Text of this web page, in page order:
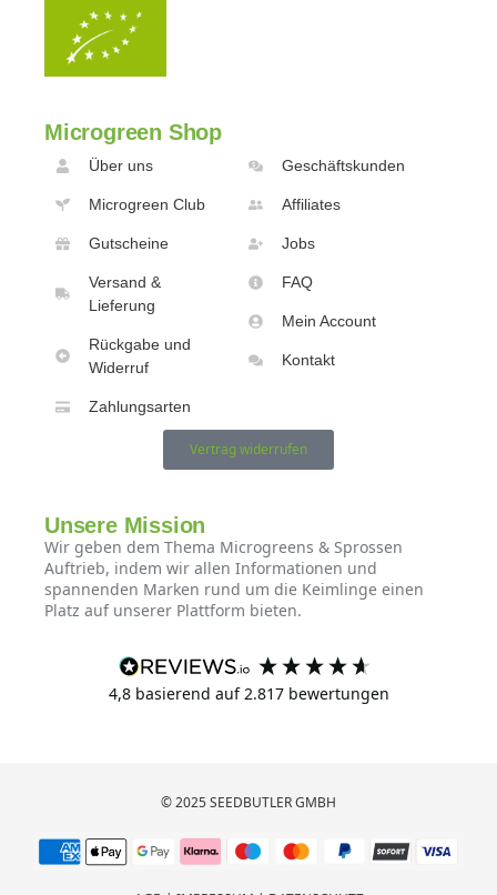
Microgreen Shop
Über uns
Microgreen Club
Gutscheine
Versand &
Lieferung
Rückgabe und
Widerruf
Zahlungsarten
Geschäftskunden
Affiliates
Jobs
FAQ
Mein Account
Kontakt
Vertrag widerrufen
Unsere Mission
Wir geben dem Thema Microgreens & Sprossen
Auftrieb, indem wir allen Informationen und
spannenden Marken rund um die Keimlinge einen
Platz auf unserer Plattform bieten.
4,8 basierend auf 2.817bewertungen
© 2025 SEEDBUTLER GMBH